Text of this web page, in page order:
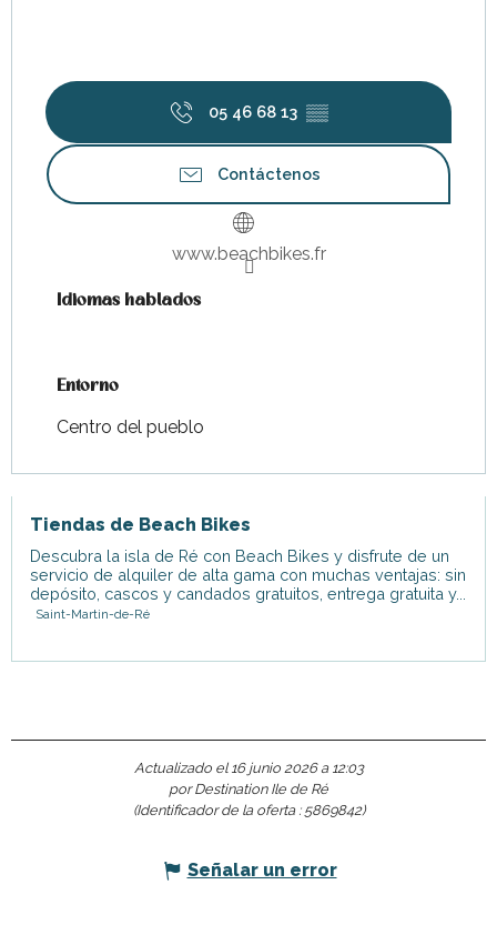
05 46 68 13 ▒▒
Contáctenos
www.beachbikes.fr
Idiomas hablados
Idiomas hablados
Entorno
Entorno
Centro del pueblo
Tiendas de Beach Bikes
Descubra la isla de Ré con Beach Bikes y disfrute de un
servicio de alquiler de alta gama con muchas ventajas: sin
depósito, cascos y candados gratuitos, entrega gratuita y...
Saint-Martin-de-Ré
Actualizado el 16 junio 2026 a 12:03
por Destination Ile de Ré
(Identificador de la oferta : 5869842)
Señalar un error